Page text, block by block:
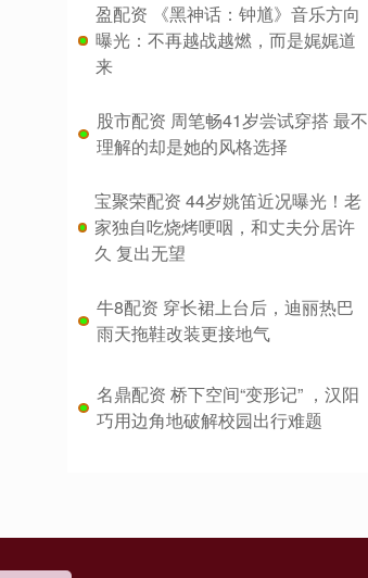
盈配资 《黑神话：钟馗》音乐方向
曝光：不再越战越燃，而是娓娓道
来
股市配资 周笔畅41岁尝试穿搭 最不
理解的却是她的风格选择
宝聚荣配资 44岁姚笛近况曝光！老
家独自吃烧烤哽咽，和丈夫分居许
久 复出无望
牛8配资 穿长裙上台后，迪丽热巴
雨天拖鞋改装更接地气
名鼎配资 桥下空间“变形记” ，汉阳
巧用边角地破解校园出行难题